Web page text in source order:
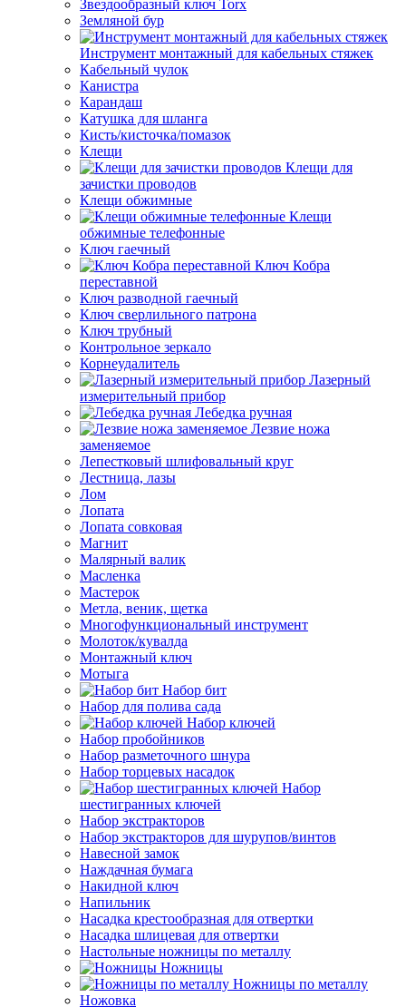
Звездообразный ключ Torx
Земляной бур
Инструмент монтажный для кабельных стяжек
Кабельный чулок
Канистра
Карандаш
Катушка для шланга
Кисть/кисточка/помазок
Клещи
Клещи для
зачистки проводов
Клещи обжимные
Клещи
обжимные телефонные
Ключ гаечный
Ключ Кобра
переставной
Ключ разводной гаечный
Ключ сверлильного патрона
Ключ трубный
Контрольное зеркало
Корнеудалитель
Лазерный
измерительный прибор
Лебедка ручная
Лезвие ножа
заменяемое
Лепестковый шлифовальный круг
Лестница, лазы
Лом
Лопата
Лопата совковая
Магнит
Малярный валик
Масленка
Мастерок
Метла, веник, щетка
Многофункциональный инструмент
Молоток/кувалда
Монтажный ключ
Мотыга
Набор бит
Набор для полива сада
Набор ключей
Набор пробойников
Набор разметочного шнура
Набор торцевых насадок
Набор
шестигранных ключей
Набор экстракторов
Набор экстракторов для шурупов/винтов
Навесной замок
Наждачная бумага
Накидной ключ
Напильник
Насадка крестообразная для отвертки
Насадка шлицевая для отвертки
Настольные ножницы по металлу
Ножницы
Ножницы по металлу
Ножовка